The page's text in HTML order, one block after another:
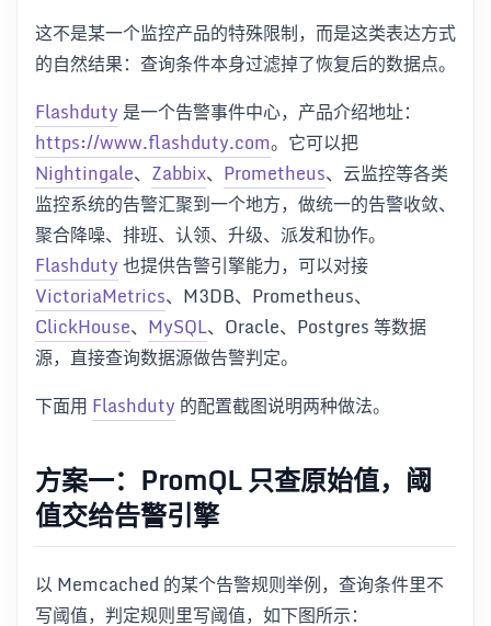
这不是某一个监控产品的特殊限制，而是这类表达方式
的自然结果：查询条件本身过滤掉了恢复后的数据点。
Flashduty是一个告警事件中心，产品介绍地址：
https://www.flashduty.com。它可以把
Nightingale、 Zabbix、 Prometheus、云监控等各类
监控系统的告警汇聚到一个地方，做统一的告警收敛、
聚合降噪、排班、认领、升级、派发和协作。
Flashduty也提供告警引擎能力，可以对接
VictoriaMetrics、M3DB、Prometheus、
ClickHouse、 MySQL、Oracle、Postgres 等数据
源，直接查询数据源做告警判定。
下面用 Flashduty 的配置截图说明两种做法。
方案一：PromQL 只查原始值，阈
值交给告警引擎
以 Memcached 的某个告警规则举例，查询条件里不
写阈值，判定规则里写阈值，如下图所示：